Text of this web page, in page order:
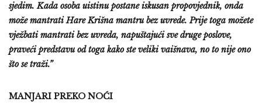
sjedim. Kada osoba uistinu postane iskusan propovjednik, onda
može mantrati Hare Krišna mantru bez uvrede. Prije toga možete
vježbati mantrati bez uvreda, napuštajući sve druge poslove,
praveći predstavu od toga kako ste veliki vaišnava, no to nije ono
što se traži.”
MANJARI PREKO NOĆI